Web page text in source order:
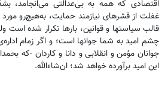
اقتصادی که همه به بی‌عدالتی می‌انجامد،
غفلت از قشرهای نیازمند حمایت، به‌هیچ‌رو
قالب سیاستها و قوانین، بارها تکرار شده است
چشم امید به شما جوانها است؛ و اگر زمام
جوانان مؤمن و انقلابی و دانا و کاردان -که
این امید برآورده خواهد شد؛ ان‌شاءالله.